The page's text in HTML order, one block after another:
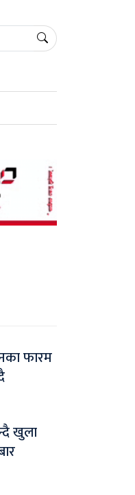
फारम
खुला